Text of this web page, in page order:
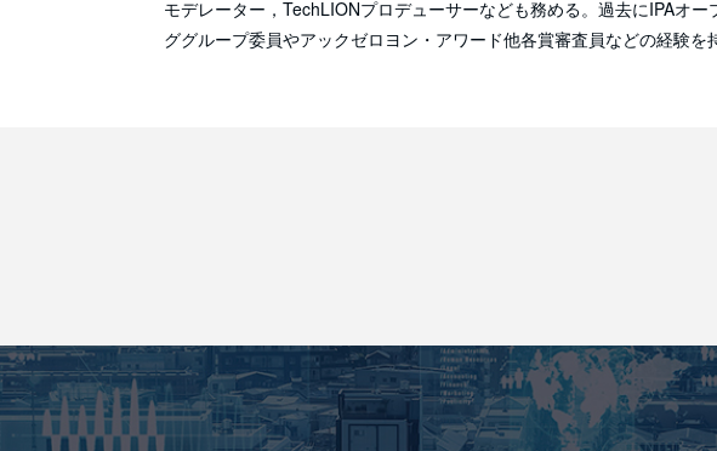
モデレーター，TechLIONプロデューサーなども務める。過去にIPAオ
ググループ委員やアックゼロヨン・アワード他各賞審査員などの経験を